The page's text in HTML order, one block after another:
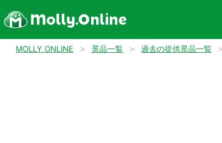
MOLLY ONLINE 景品一覧 過去の提供景品一覧